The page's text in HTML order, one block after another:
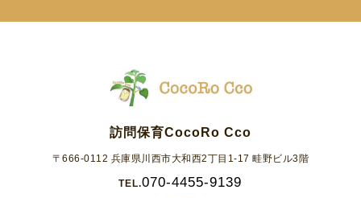
訪問保育CocoRo Cco
〒666-0112 兵庫県川西市大和西2丁目1-17 畦野ビル3階
TEL.070-4455-9139